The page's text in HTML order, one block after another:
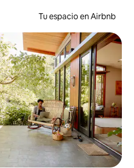
Tu espacio en Airbnb